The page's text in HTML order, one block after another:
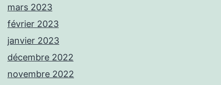
mars 2023
février 2023
janvier 2023
décembre 2022
novembre 2022